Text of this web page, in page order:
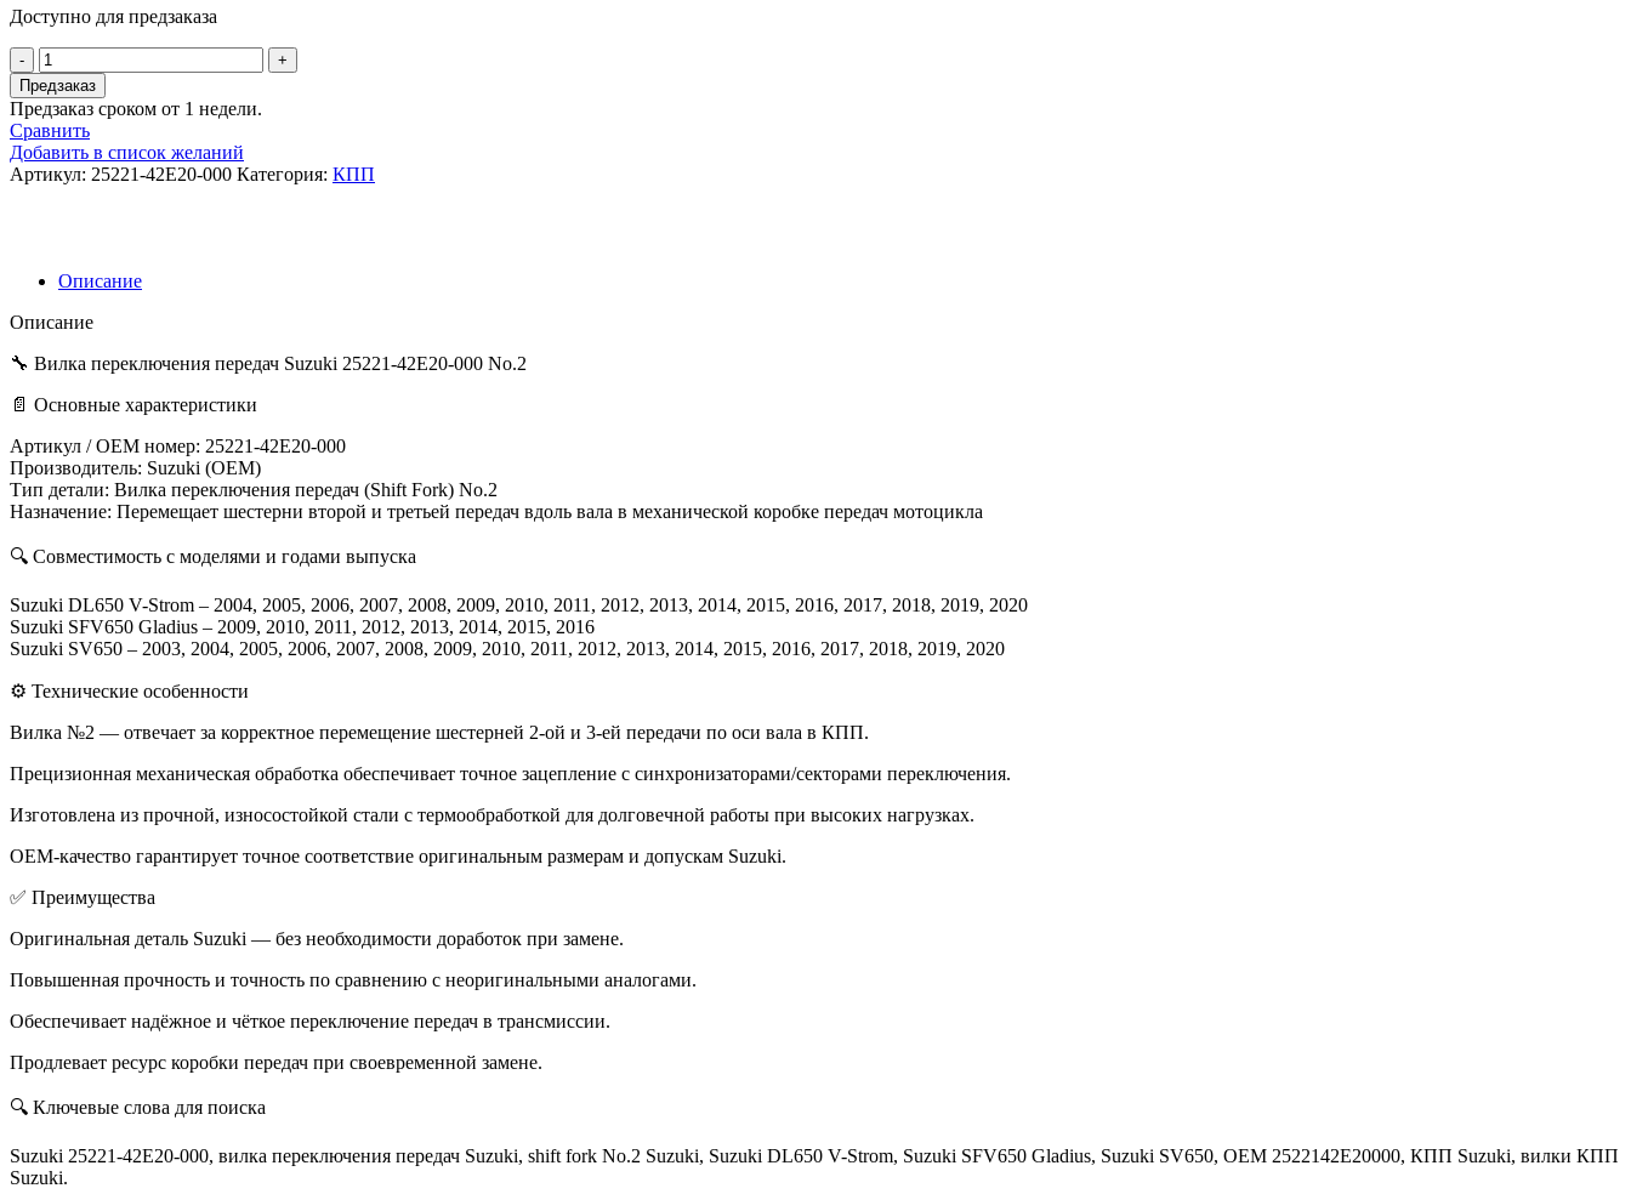
Доступно для предзаказа
Количество
товара
Вилка
переключения
передач
Suzuki
25221-
Предзаказ
Предзаказ сроком от 1 недели.
Сравнить
Добавить в список желаний
Артикул: 25221-42E20-000 Категория: КПП
Описание
Описание
🔧 Вилка переключения передач Suzuki 25221-42E20-000 No.2
📄 Основные характеристики
Артикул / OEM номер: 25221-42E20-000
Производитель: Suzuki (OEM)
Тип детали: Вилка переключения передач (Shift Fork) No.2
Назначение: Перемещает шестерни второй и третьей передач вдоль вала в механической коробке передач мотоцикла
🔍 Совместимость с моделями и годами выпуска
Suzuki DL650 V-Strom – 2004, 2005, 2006, 2007, 2008, 2009, 2010, 2011, 2012, 2013, 2014, 2015, 2016, 2017, 2018, 2019, 2020
Suzuki SFV650 Gladius – 2009, 2010, 2011, 2012, 2013, 2014, 2015, 2016
Suzuki SV650 – 2003, 2004, 2005, 2006, 2007, 2008, 2009, 2010, 2011, 2012, 2013, 2014, 2015, 2016, 2017, 2018, 2019, 2020
⚙️ Технические особенности
Вилка №2 — отвечает за корректное перемещение шестерней 2-ой и 3-ей передачи по оси вала в КПП.
Прецизионная механическая обработка обеспечивает точное зацепление с синхронизаторами/секторами переключения.
Изготовлена из прочной, износостойкой стали с термообработкой для долговечной работы при высоких нагрузках.
OEM-качество гарантирует точное соответствие оригинальным размерам и допускам Suzuki.
✅ Преимущества
Оригинальная деталь Suzuki — без необходимости доработок при замене.
Повышенная прочность и точность по сравнению с неоригинальными аналогами.
Обеспечивает надёжное и чёткое переключение передач в трансмиссии.
Продлевает ресурс коробки передач при своевременной замене.
🔍 Ключевые слова для поиска
Suzuki 25221-42E20-000, вилка переключения передач Suzuki, shift fork No.2 Suzuki, Suzuki DL650 V-Strom, Suzuki SFV650 Gladius, Suzuki SV650, OEM 2522142E20000, КПП Suzuki, вилки КПП
Suzuki.